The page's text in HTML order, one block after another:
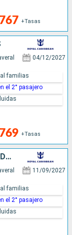
+Tasas
04/12/2027
+Tasas
familias
el 2° pasajero
HONDURAS, MÉXICO, BAHAMAS, ESTADOS UNIDOS
11/09/2027
familias
el 2° pasajero